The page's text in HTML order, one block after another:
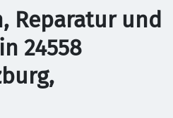
Reparatur und
24558